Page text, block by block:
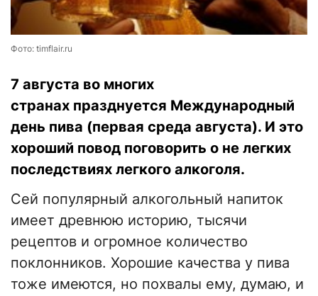
Фото: timflair.ru
7 августа во многих
странах празднуется Международный
день пива (первая среда августа). И это
хороший повод поговорить о не легких
последствиях легкого алкоголя.
Сей популярный алкогольный напиток
имеет древнюю историю, тысячи
рецептов и огромное количество
поклонников. Хорошие качества у пива
тоже имеются, но похвалы ему, думаю, и